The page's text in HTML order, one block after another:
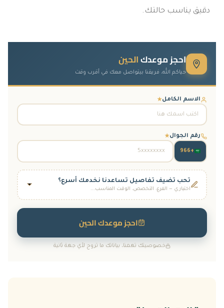
دقيق يناسب حالتك.
احجز موعدكالحين
حياكم الله، فريقنا بيتواصل معك في أقرب وقت
الاسم الكامل★
رقم الجوال★
+966
تحب تضيف تفاصيل تساعدنا نخدمك أسرع؟
اختياري — الفرع، التخصص، الوقت المناسب...
احجز موعدك الحين
خصوصيتك تهمنا، بياناتك ما تروح لأي جهة ثانية